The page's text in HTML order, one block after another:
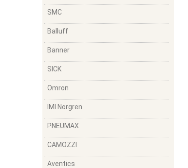
SMC
Balluff
Banner
SICK
Omron
IMI Norgren
PNEUMAX
CAMOZZI
Aventics